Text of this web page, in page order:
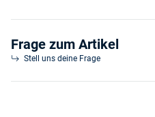
Frage zum Artikel
Stell uns deine Frage